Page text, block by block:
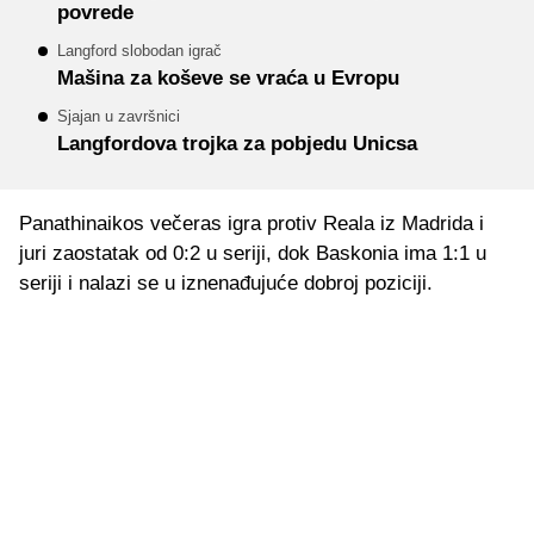
povrede
Langford slobodan igrač
Mašina za koševe se vraća u Evropu
Sjajan u završnici
Langfordova trojka za pobjedu Unicsa
Panathinaikos večeras igra protiv Reala iz Madrida i
juri zaostatak od 0:2 u seriji, dok Baskonia ima 1:1 u
seriji i nalazi se u iznenađujuće dobroj poziciji.